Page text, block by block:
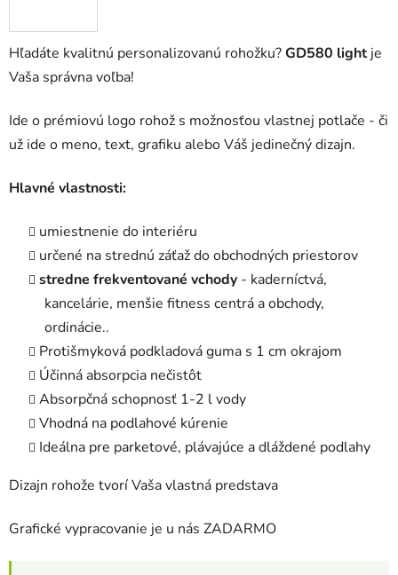
Hľadáte kvalitnú personalizovanú rohožku?GD580 lightje
Vaša správna voľba!
Ide o prémiovú logo rohož s možnosťou vlastnej potlače - či
už ide o meno, text, grafiku alebo Váš jedinečný dizajn.
Hlavné vlastnosti:
umiestnenie do interiéru
určené na strednú záťaž do obchodných priestorov
stredne frekventované vchody - kaderníctvá,
kancelárie, menšie fitness centrá a obchody,
ordinácie..
Protišmyková podkladová guma s 1 cm okrajom
Účinná absorpcia nečistôt
Absorpčná schopnosť 1-2 l vody
Vhodná na podlahové kúrenie
Ideálna pre parketové, plávajúce a dláždené podlahy
Dizajn rohože tvorí Vaša vlastná predstava
Grafické vypracovanie je u nás ZADARMO